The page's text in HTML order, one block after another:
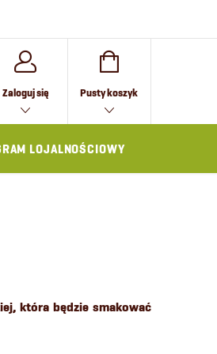
Zaloguj się KOSZYK
Pusty koszyk
LOJALNOŚCIOWY
która będzie smakować